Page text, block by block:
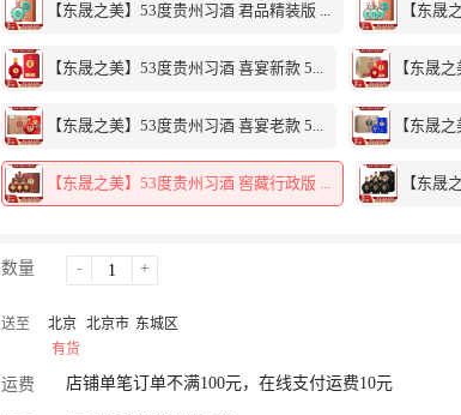
【东晟之美】53度贵州习酒 君品精装版 ... 【东晟
【东晟之美】53度贵州习酒 喜宴新款 5... 【东晟
【东晟之美】53度贵州习酒 喜宴老款 5... 【东晟
【东晟之美】53度贵州习酒 窖藏行政版 ... 【东晟
数量 - +
送至 北京 北京市 东城区
有货
运费 店铺单笔订单不满100元，在线支付运费10元